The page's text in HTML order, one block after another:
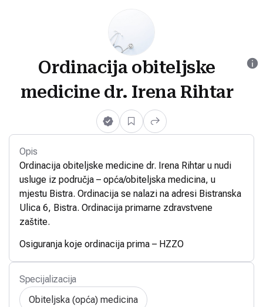
Ordinacija obiteljske
medicine dr. Irena Rihtar
Opis
Ordinacija obiteljske medicine dr. Irena Rihtar u nudi
usluge iz područja – opća/obiteljska medicina, u
mjestu Bistra. Ordinacija se nalazi na adresi Bistranska
Ulica 6, Bistra. Ordinacija primarne zdravstvene
zaštite.
Osiguranja koje ordinacija prima – HZZO
Specijalizacija
Obiteljska (opća) medicina